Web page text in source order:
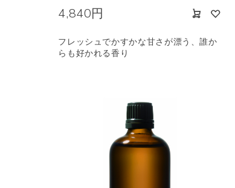
4,840円
フレッシュでかすかな甘さが漂う、誰か
らも好かれる香り